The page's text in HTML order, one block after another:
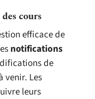
cours
efficace de
notifications
de
venir. Les
leurs